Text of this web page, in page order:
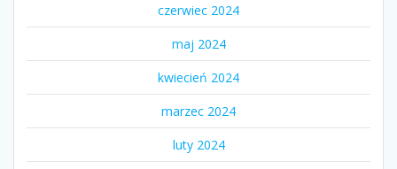
czerwiec 2024
maj 2024
kwiecień 2024
marzec 2024
luty 2024